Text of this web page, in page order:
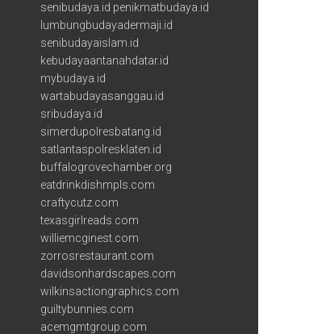
senibudaya.id penikmatbudaya.id
lumbungbudayadermaji.id
senibudayaislam.id
kebudayaantanahdatar.id
mybudaya.id
wartabudayasanggau.id
sribudaya.id
simerdupolresbatang.id
satlantaspolresklaten.id
buffalogrovechamber.org
eatdrinkdishmpls.com
craftycutz.com
texasgirlreads.com
williemcginest.com
zorrosrestaurant.com
davidsonhardscapes.com
wilkinsactiongraphics.com
guiltybunnies.com
acemgmtgroup.com